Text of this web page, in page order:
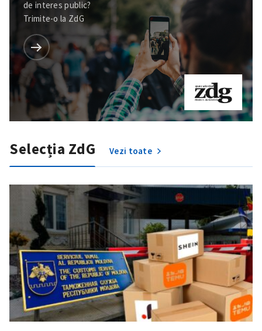
de interes public?
Trimite-o la ZdG
Selecția ZdG Vezi toate
Titlu știre+ Adaugă titlu
Fotografie
+ Încarcă imagine
Link media
+ Link media
Mesajul știrei
+ Mesajul știrei